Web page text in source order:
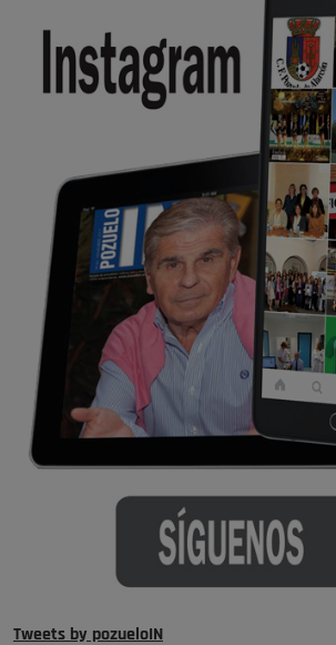
Tweets by pozueloIN